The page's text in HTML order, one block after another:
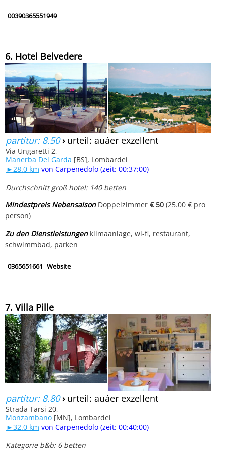
00390365551949
6. Hotel Belvedere
partitur: 8.50› urteil: auáer exzellent
Via Ungaretti 2,
Manerba Del Garda [BS], Lombardei
►28.0 km von Carpenedolo (zeit: 00:37:00)
Durchschnitt groß hotel: 140 betten
Mindestpreis NebensaisonDoppelzimmer€ 50 (25.00 € pro
person)
Zu den Dienstleistungenklimaanlage, wi-fi, restaurant,
schwimmbad, parken
0365651661 Website
7. Villa Pille
partitur: 8.80› urteil: auáer exzellent
Strada Tarsi 20,
Monzambano [MN], Lombardei
►32.0 km von Carpenedolo (zeit: 00:40:00)
Kategorie b&b: 6 betten